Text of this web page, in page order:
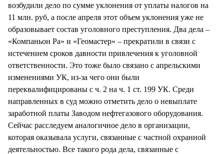
возбудили дело по сумме уклонения от уплаты налогов на
11 млн. руб, а после апреля этот объем уклонения уже не
образовывает состав уголовного преступления. Два дела –
«Компаньон Ра» и «Геомастер» – прекратили в связи с
истечением сроков давности привлечения к уголовной
ответственности. Это тоже было связано с апрельскими
изменениями УК, из-за чего они были
переквалифицированы с ч. 2 на ч. 1 ст. 199 УК. Среди
направленных в суд можно отметить дело о невыплате
заработной платы Заводом нефтегазового оборудования.
Сейчас расследуем аналогичное дело в организации,
которая оказывала услуги, связанные с частной охранной
деятельностью. Все такого рода дела, связанные с